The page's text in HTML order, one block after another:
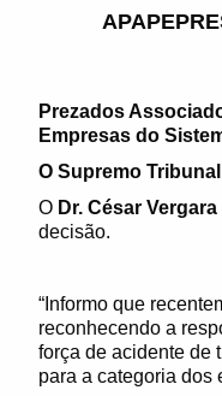
Prezados
Empresas do
O Supremo
O Dr. César
decisão.
“Informo que
reconhecendo a
força de acidente de
para a categoria dos